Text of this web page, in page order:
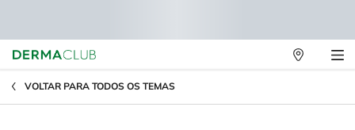
Lojas
VOLTAR PARA TODOS OS TEMAS